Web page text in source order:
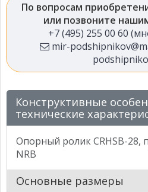
По вопросам
или позвоните
+7 (495) 255 00 60
mir-
Конструктивные
технические
Опорный ролик CRHSB-28,
NRB
Основные размеры